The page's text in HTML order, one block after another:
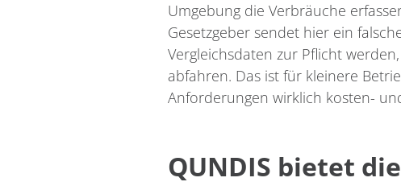
Umgebung die Verbräuche
Gesetzgeber sendet hier ein
Vergleichsdaten zur Pflicht
abfahren. Das ist für kleinere
Anforderungen wirklich kosten-
QUNDIS bietet